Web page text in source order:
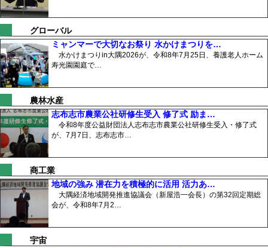
グローバル
ミャンマーで大切なお祭り 水かけまつりを…
水かけまつりin大隅2026が、令和8年7月25日、養護老人ホーム
寿光園園庭で…
農林水産
志布志市農業公社研修生受入 修了式 励ま…
令和8年度公益財団法人志布志市農業公社研修生受入・修了式
が、7月7日、志布志市…
商工業
地域の強み 潜在力を積極的に活用 活力あ…
大隅経済地域開発推進協議会（新屋浩一会長）の第32回定期総
会が、令和8年7月2…
宇宙